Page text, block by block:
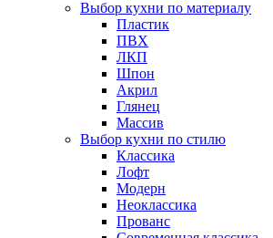
Выбор кухни по материалу
Пластик
ПВХ
ЛКП
Шпон
Акрил
Глянец
Массив
Выбор кухни по стилю
Классика
Лофт
Модерн
Неоклассика
Прованс